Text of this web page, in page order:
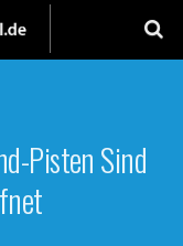
Pisten Sind